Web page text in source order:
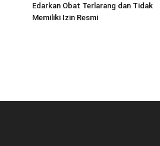
Edarkan Obat Terlarang dan Tidak
Memiliki Izin Resmi